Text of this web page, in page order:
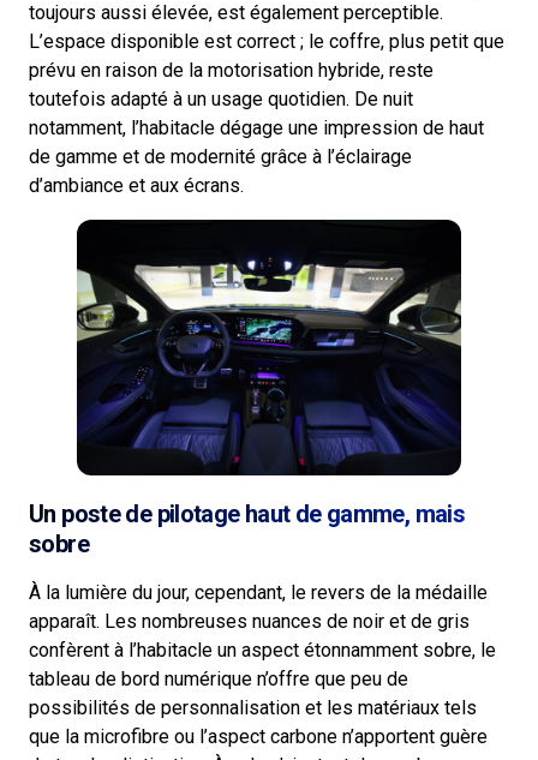
toujours aussi élevée, est également perceptible.
L’espace disponible est correct ; le coffre, plus petit que
prévu en raison de la motorisation hybride, reste
toutefois adapté à un usage quotidien. De nuit
notamment, l’habitacle dégage une impression de haut
de gamme et de modernité grâce à l’éclairage
d’ambiance et aux écrans.
Un poste de pilotage haut de gamme, mais
sobre
À la lumière du jour, cependant, le revers de la médaille
apparaît. Les nombreuses nuances de noir et de gris
confèrent à l’habitacle un aspect étonnamment sobre, le
tableau de bord numérique n’offre que peu de
possibilités de personnalisation et les matériaux tels
que la microfibre ou l’aspect carbone n’apportent guère